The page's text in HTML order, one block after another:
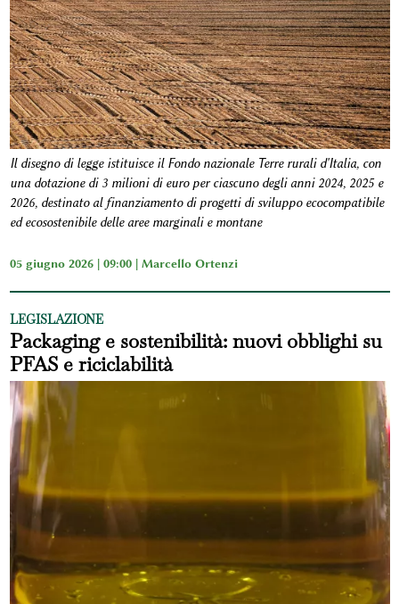
Il disegno di legge istituisce il Fondo nazionale Terre rurali d'Italia, con
una dotazione di 3 milioni di euro per ciascuno degli anni 2024, 2025 e
2026, destinato al finanziamento di progetti di sviluppo ecocompatibile
ed ecosostenibile delle aree marginali e montane
05 giugno 2026 | 09:00 | Marcello Ortenzi
LEGISLAZIONE
Packaging e sostenibilità: nuovi obblighi su
PFAS e riciclabilità